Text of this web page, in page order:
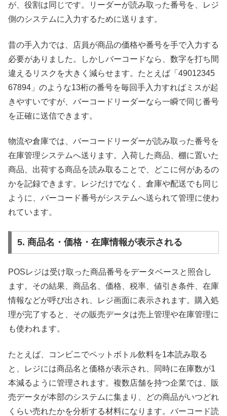
が、役割は同じです。リーダーが読み取った番号を、レジ
側のシステムに入力するために送ります。
昔の手入力では、店員が商品の価格や番号を手で入力する
必要がありました。しかしバーコードなら、数字を打ち間
違えるリスクを大きく減らせます。たとえば「49012345
67894」のような13桁の番号を毎回手入力すればミスが起
きやすいですが、バーコードリーダーなら一瞬で同じ番号
を正確に送信できます。
物流や倉庫では、バーコードリーダーが読み取った番号を
在庫管理システムへ送ります。入荷した商品、棚に置いた
商品、出荷する商品を読み取ることで、どこに何があるの
かを記録できます。レジだけでなく、倉庫や配送でも同じ
ように、バーコード番号がシステムへ送られて管理に使わ
れています。
5. 商品名・価格・在庫情報が表示される
POSレジは受け取った商品番号をデータベースと照合し
ます。その結果、商品名、価格、税率、値引き条件、在庫
情報などが呼び出され、レジ画面に表示されます。購入処
理が完了すると、その販売データは売上管理や在庫管理に
も使われます。
たとえば、コンビニでペットボトル飲料を1本読み取る
と、レジには商品名と価格が表示され、同時に在庫数が1
本減るように管理されます。複数店舗を持つ企業では、販
売データが本部のシステムに集まり、どの商品がいつどれ
くらい売れたかを分析する材料になります。バーコード読